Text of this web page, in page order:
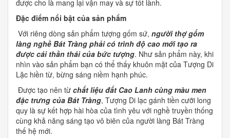
được cho là mang lại vận may và sự tốt lành.
Đặc điểm nổi bật của sản phẩm
Với riêng dòng sản phẩm tượng gốm sứ, người thợ gốm
làng nghề Bát Tràng phải có trình độ cao mới tạo ra
được cái thần thái của bức tượng. Như sản phẩm này, khi
nhìn vào sản phẩm bạn có thể thấy khuôn mặt của Tượng Di
Lặc hiền từ, bừng sáng niềm hạnh phúc.
Được tạo nên từ chất liệu đất Cao Lanh cùng màu men
đặc trưng của Bát Tràng, Tượng Di lạc gánh tiền cưỡi long
quy là sự kết hợp hài hòa của tình yêu với nghề truyền thống
cùng khả năng sáng tạo vô biên của người làng Bát Tràng
thế hệ mới.